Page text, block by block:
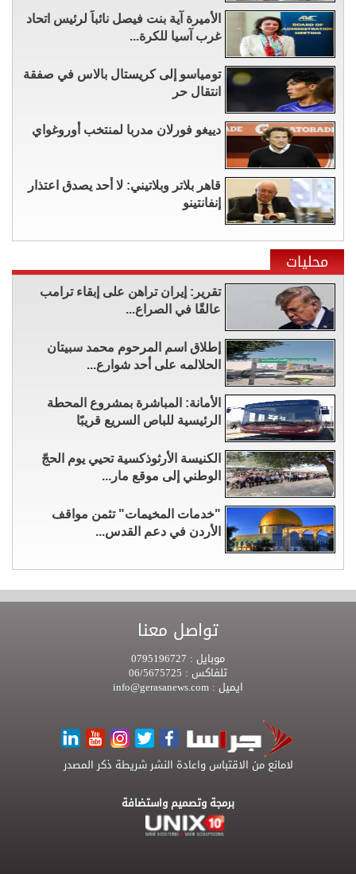
الأميرة آية بنت فيصل نائباً لرئيس اتحاد
غرب آسيا للكرة...
تومياسو إلى كريستال بالاس في صفقة
انتقال حر
دييغو فورلان مدربا لمنتخب أوروغواي
قاهر بلاتر وبلاتيني: لا أحد يصدق اعتذار
إنفانتينو
محليات
تقرير: إيران تراهن على إبقاء ترامب
عالقًا في الصراع...
إطلاق اسم المرحوم محمد سبيتان
الحلالمه على أحد شوارع...
الأمانة: المباشرة بمشروع المحطة
الرئيسية للباص السريع قريبًا
الكنيسة الأرثوذكسية تحيي يوم الحجّ
الوطني إلى موقع مار...
"خدمات المخيمات" تثمن مواقف
الأردن في دعم القدس...
تواصل معنا
موبايل :
تلفاكس :
ايميل :
لامانع من الاقتباس واعادة النشر شريطة ذكر المصدر
برمجة وتصميم واستضافة